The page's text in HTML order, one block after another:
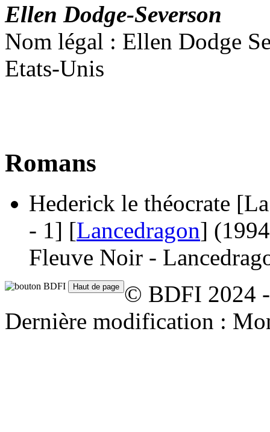
Ellen Dodge-Severson
Nom légal : Ellen Dodge
Etats-Unis
Romans
Hederick le théocrate
- 1] [Lancedragon]
Fleuve Noir -
© BDFI 2024
Dernière modification :